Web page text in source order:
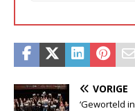
VORIGE
‘Geworteld